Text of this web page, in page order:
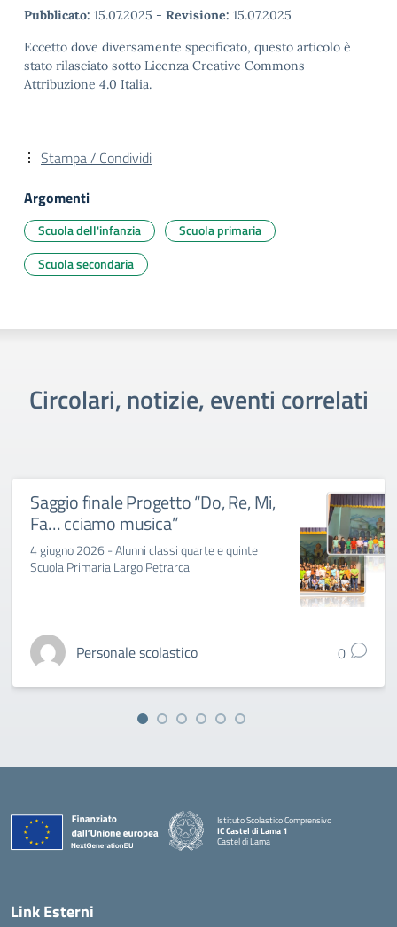
Pubblicato: 15.07.2025 - Revisione: 15.07.2025
Eccetto dove diversamente specificato, questo articolo è
stato rilasciato sotto Licenza Creative Commons
Attribuzione 4.0 Italia.
Stampa / Condividi
Argomenti
Scuola dell'infanzia
Scuola primaria
Scuola secondaria
Circolari, notizie, eventi correlati
Saggio finale Progetto “Do, Re, Mi,
Fa… cciamo musica”
4 giugno 2026 - Alunni classi quarte e quinte
Scuola Primaria Largo Petrarca
Personale scolastico 0
Istituto Scolastico Comprensivo
IC Castel di Lama 1
Castel di Lama
Link Esterni